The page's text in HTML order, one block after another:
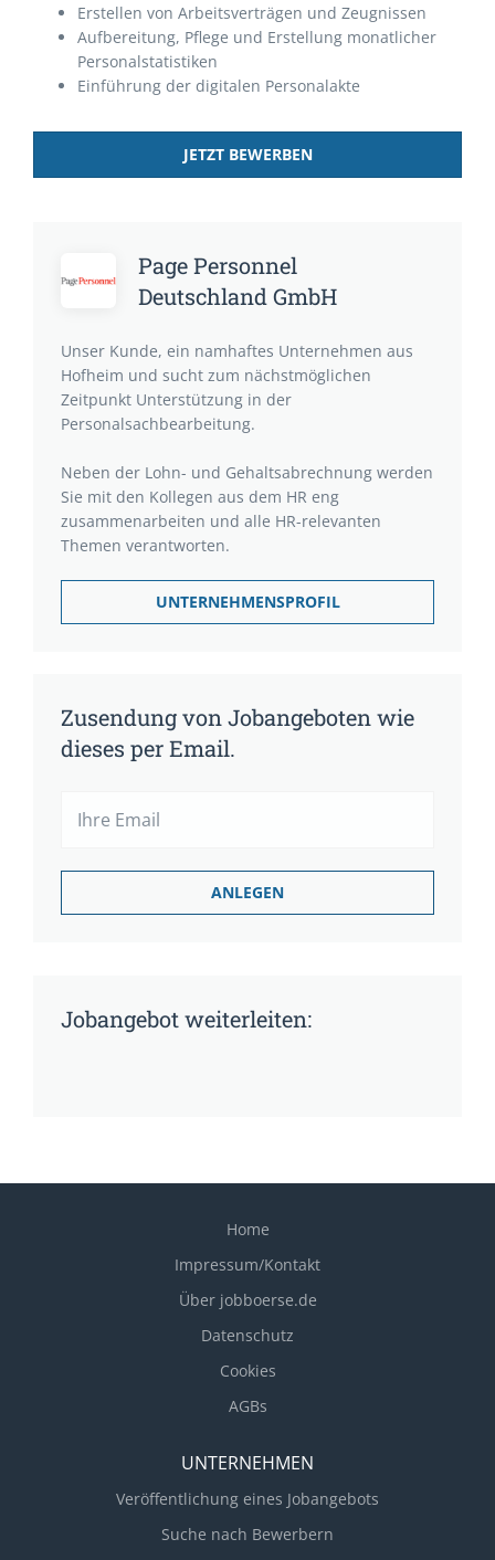
Erstellen von Arbeitsverträgen und Zeugnissen
Aufbereitung, Pflege und Erstellung monatlicher
Personalstatistiken
Einführung der digitalen Personalakte
JETZT BEWERBEN
Page Personnel
Deutschland GmbH
Unser Kunde, ein namhaftes Unternehmen aus
Hofheim und sucht zum nächstmöglichen
Zeitpunkt Unterstützung in der
Personalsachbearbeitung.
Neben der Lohn- und Gehaltsabrechnung werden
Sie mit den Kollegen aus dem HR eng
zusammenarbeiten und alle HR-relevanten
Themen verantworten.
UNTERNEHMENSPROFIL
Zusendung von Jobangeboten wie
dieses per Email.
Jobangebot weiterleiten:
Home
Impressum/Kontakt
Über jobboerse.de
Datenschutz
Cookies
AGBs
UNTERNEHMEN
Veröffentlichung eines Jobangebots
Suche nach Bewerbern